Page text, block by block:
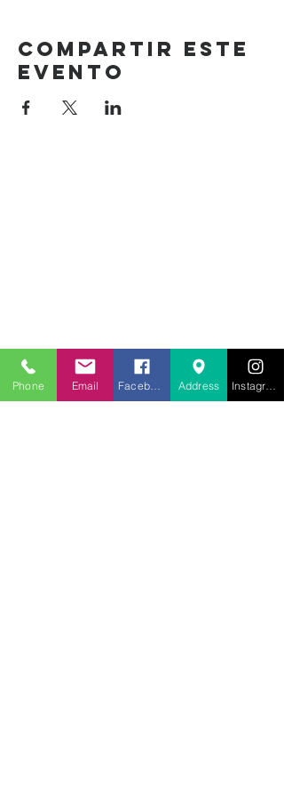
Compartir este
evento
Phone Email Address